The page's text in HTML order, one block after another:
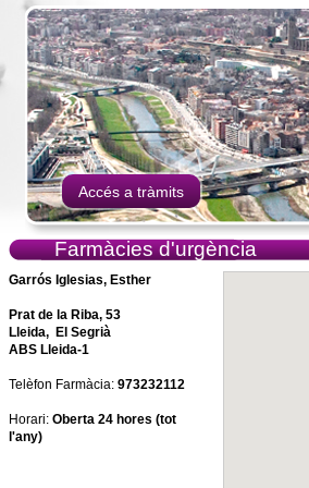
Accés a tràmits
Farmàcies d'urgència
Garrós Iglesias, Esther
Prat de la Riba, 53
Lleida, El Segrià
ABS Lleida-1
Telèfon Farmàcia: 973232112
Horari: Oberta 24 hores (tot
l'any)